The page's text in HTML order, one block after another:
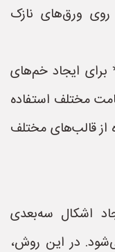
ورق‌های نازک
ایجاد خم‌های
مختلف استفاده
از قالب‌های مختلف
اشکال سه‌بعدی
در این روش،